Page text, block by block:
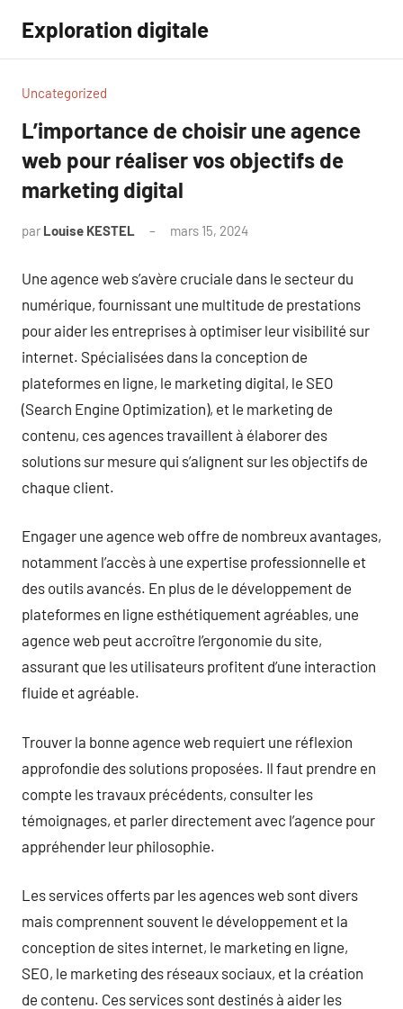
contenu
Exploration digitale
Uncategorized
L’importance de choisir une agence
web pour réaliser vos objectifs de
marketing digital
par Louise KESTEL mars 15, 2024
Une agence web s’avère cruciale dans le secteur du
numérique, fournissant une multitude de prestations
pour aider les entreprises à optimiser leur visibilité sur
internet. Spécialisées dans la conception de
plateformes en ligne, le marketing digital, le SEO
(Search Engine Optimization), et le marketing de
contenu, ces agences travaillent à élaborer des
solutions sur mesure qui s’alignent sur les objectifs de
chaque client.
Engager une agence web offre de nombreux avantages,
notamment l’accès à une expertise professionnelle et
des outils avancés. En plus de le développement de
plateformes en ligne esthétiquement agréables, une
agence web peut accroître l’ergonomie du site,
assurant que les utilisateurs profitent d’une interaction
fluide et agréable.
Trouver la bonne agence web requiert une réflexion
approfondie des solutions proposées. Il faut prendre en
compte les travaux précédents, consulter les
témoignages, et parler directement avec l’agence pour
appréhender leur philosophie.
Les services offerts par les agences web sont divers
mais comprennent souvent le développement et la
conception de sites internet, le marketing en ligne,
SEO, le marketing des réseaux sociaux, et la création
de contenu. Ces services sont destinés à aider les